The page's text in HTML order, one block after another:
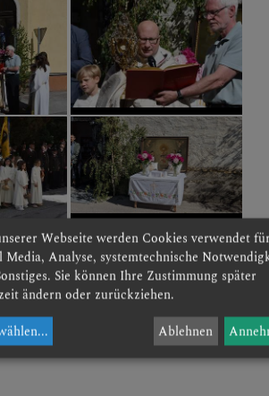
Webseite werden Cookies verwendet
Media, Analyse, systemtechnische
Sie können Ihre Zustimmung später
ändern oder zurückziehen.
... Ablehnen